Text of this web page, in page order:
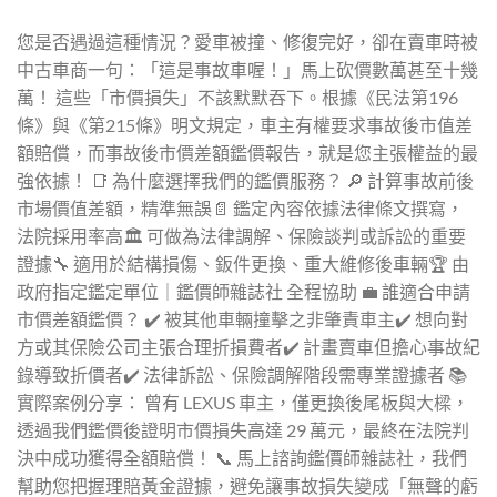
您是否遇過這種情況？愛車被撞、修復完好，卻在賣車時被
中古車商一句：「這是事故車喔！」馬上砍價數萬甚至十幾
萬！ 這些「市價損失」不該默默吞下。根據《民法第196
條》與《第215條》明文規定，車主有權要求事故後市值差
額賠償，而事故後市價差額鑑價報告，就是您主張權益的最
強依據！ 📑 為什麼選擇我們的鑑價服務？ 🔎 計算事故前後
市場價值差額，精準無誤📄 鑑定內容依據法律條文撰寫，
法院採用率高🏛️ 可做為法律調解、保險談判或訴訟的重要
證據🔧 適用於結構損傷、鈑件更換、重大維修後車輛🏆 由
政府指定鑑定單位｜鑑價師雜誌社 全程協助 💼 誰適合申請
市價差額鑑價？ ✔️ 被其他車輛撞擊之非肇責車主✔️ 想向對
方或其保險公司主張合理折損費者✔️ 計畫賣車但擔心事故紀
錄導致折價者✔️ 法律訴訟、保險調解階段需專業證據者 📚
實際案例分享： 曾有 LEXUS 車主，僅更換後尾板與大樑，
透過我們鑑價後證明市價損失高達 29 萬元，最終在法院判
決中成功獲得全額賠償！ 📞 馬上諮詢鑑價師雜誌社，我們
幫助您把握理賠黃金證據，避免讓事故損失變成「無聲的虧